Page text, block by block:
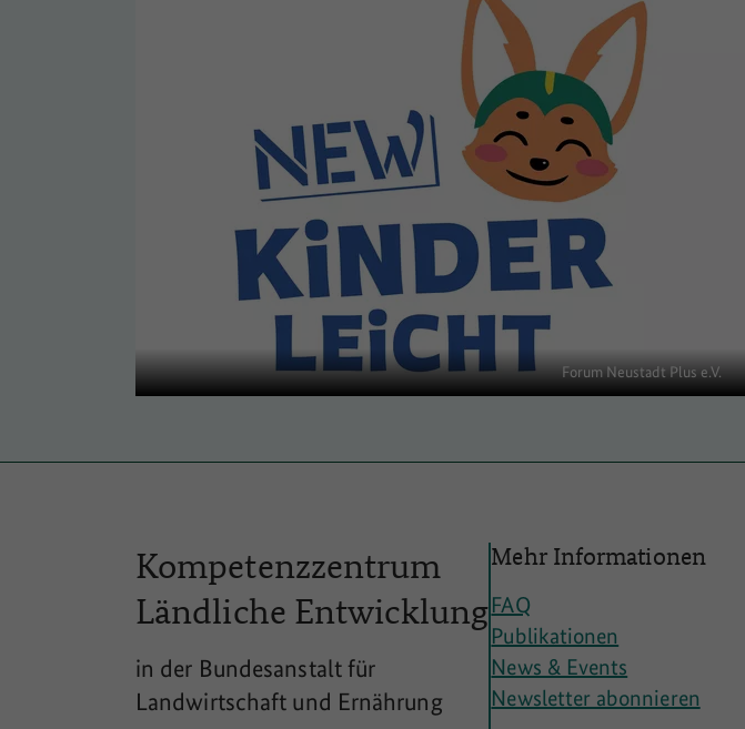
Forum Neustadt Plus e.V.
Kompetenzzentrum
Ländliche Entwicklung
in der Bundesanstalt für
Landwirtschaft und Ernährung
Mehr Informationen
FAQ
Publikationen
News & Events
Newsletter abonnieren